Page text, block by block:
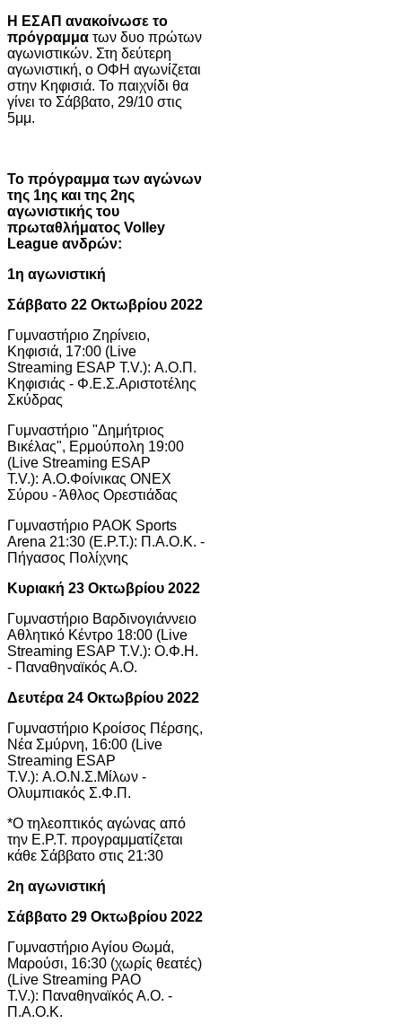
Η ΕΣΑΠ ανακοίνωσε το
πρόγραμμα των δυο πρώτων
αγωνιστικών. Στη δεύτερη
αγωνιστική, ο ΟΦΗ αγωνίζεται
στην Κηφισιά. Το παιχνίδι θα
γίνει το Σάββατο, 29/10 στις
5μμ.
To πρόγραμμα των αγώνων
της 1ης και της 2ης
αγωνιστικής του
πρωταθλήματος Volley
League ανδρών:
1η αγωνιστική
Σάββατο 22 Οκτωβρίου 2022
Γυμναστήριο Ζηρίνειο,
Κηφισιά, 17:00 (Live
Streaming ESAP T.V.): Α.Ο.Π.
Κηφισιάς - Φ.Ε.Σ.Αριστοτέλης
Σκύδρας
Γυμναστήριο "Δημήτριος
Βικέλας", Ερμούπολη 19:00
(Live Streaming ESAP
T.V.): Α.Ο.Φοίνικας ΟΝΕΧ
Σύρου - Άθλος Ορεστιάδας
Γυμναστήριο PAOK Sports
Arena 21:30 (Ε.Ρ.Τ.): Π.Α.Ο.Κ. -
Πήγασος Πολίχνης
Κυριακή 23 Οκτωβρίου 2022
Γυμναστήριο Βαρδινογιάννειο
Αθλητικό Κέντρο 18:00 (Live
Streaming ESAP T.V.): Ο.Φ.Η.
- Παναθηναϊκός Α.Ο.
Δευτέρα 24 Οκτωβρίου 2022
Γυμναστήριο Κροίσος Πέρσης,
Νέα Σμύρνη, 16:00 (Live
Streaming ESAP
T.V.): Α.Ο.Ν.Σ.Μίλων -
Ολυμπιακός Σ.Φ.Π.
*Ο τηλεοπτικός αγώνας από
την Ε.Ρ.Τ. προγραμματίζεται
κάθε Σάββατο στις 21:30
2η αγωνιστική
Σάββατο 29 Οκτωβρίου 2022
Γυμναστήριο Αγίου Θωμά,
Μαρούσι, 16:30 (χωρίς θεατές)
(Live Streaming PAO
T.V.): Παναθηναϊκός Α.Ο. -
Π.Α.Ο.Κ.